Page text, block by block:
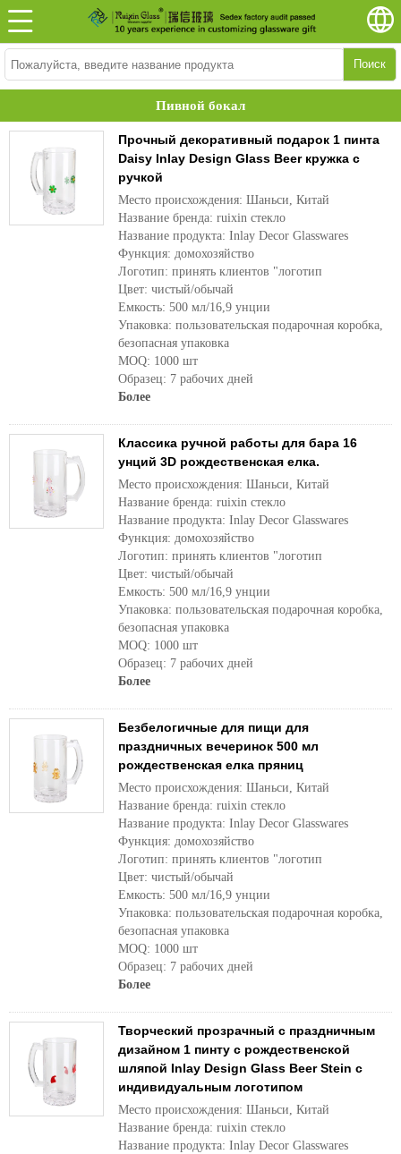
Поиск
Пивной бокал
Прочный декоративный подарок 1 пинта
Daisy Inlay Design Glass Beer кружка с
ручкой
Место происхождения: Шаньси, Китай
Название бренда: ruixin стекло
Название продукта: Inlay Decor Glasswares
Функция: домохозяйство
Логотип: принять клиентов "логотип
Цвет: чистый/обычай
Емкость: 500 мл/16,9 унции
Упаковка: пользовательская подарочная коробка,
безопасная упаковка
MOQ: 1000 шт
Образец: 7 рабочих дней
Более
Классика ручной работы для бара 16
унций 3D рождественская елка.
Место происхождения: Шаньси, Китай
Название бренда: ruixin стекло
Название продукта: Inlay Decor Glasswares
Функция: домохозяйство
Логотип: принять клиентов "логотип
Цвет: чистый/обычай
Емкость: 500 мл/16,9 унции
Упаковка: пользовательская подарочная коробка,
безопасная упаковка
MOQ: 1000 шт
Образец: 7 рабочих дней
Более
Безбелогичные для пищи для
праздничных вечеринок 500 мл
рождественская елка пряниц
Место происхождения: Шаньси, Китай
Название бренда: ruixin стекло
Название продукта: Inlay Decor Glasswares
Функция: домохозяйство
Логотип: принять клиентов "логотип
Цвет: чистый/обычай
Емкость: 500 мл/16,9 унции
Упаковка: пользовательская подарочная коробка,
безопасная упаковка
MOQ: 1000 шт
Образец: 7 рабочих дней
Более
Творческий прозрачный с праздничным
дизайном 1 пинту с рождественской
шляпой Inlay Design Glass Beer Stein с
индивидуальным логотипом
Место происхождения: Шаньси, Китай
Название бренда: ruixin стекло
Название продукта: Inlay Decor Glasswares